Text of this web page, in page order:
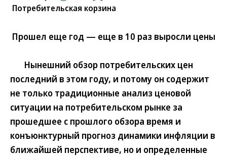
Потребительская корзина
Прошел еще год — еще в 10 раз выросли цены
Нынешний обзор потребительских цен
последний в этом году, и потому он содержит
не только традиционные анализ ценовой
ситуации на потребительском рынке за
прошедшее с прошлого обзора время и
конъюнктурный прогноз динамики инфляции в
ближайшей перспективе, но и определенные